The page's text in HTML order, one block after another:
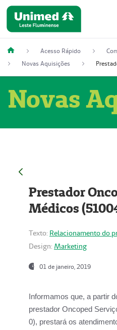
Acesso Rápido
Novas Aquisições
Novas
Prestador
Médicos
Texto: Relacionamento do
Design: Marketing
01 de janeiro, 2019
Informamos que, a partir
prestador Oncoped
0), prestará os